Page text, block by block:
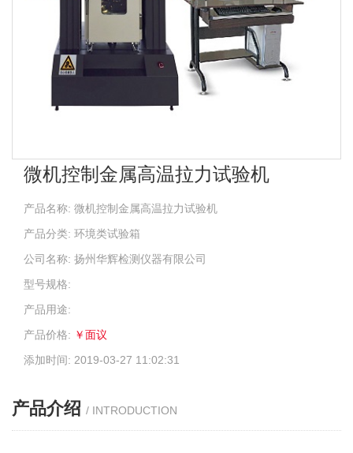
微机控制金属高温拉力试验机
产品名称: 微机控制金属高温拉力试验机
产品分类: 环境类试验箱
公司名称: 扬州华辉检测仪器有限公司
型号规格:
产品用途:
产品价格: ￥面议
添加时间: 2019-03-27 11:02:31
产品介绍 / INTRODUCTION